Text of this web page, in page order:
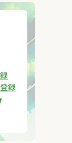
録